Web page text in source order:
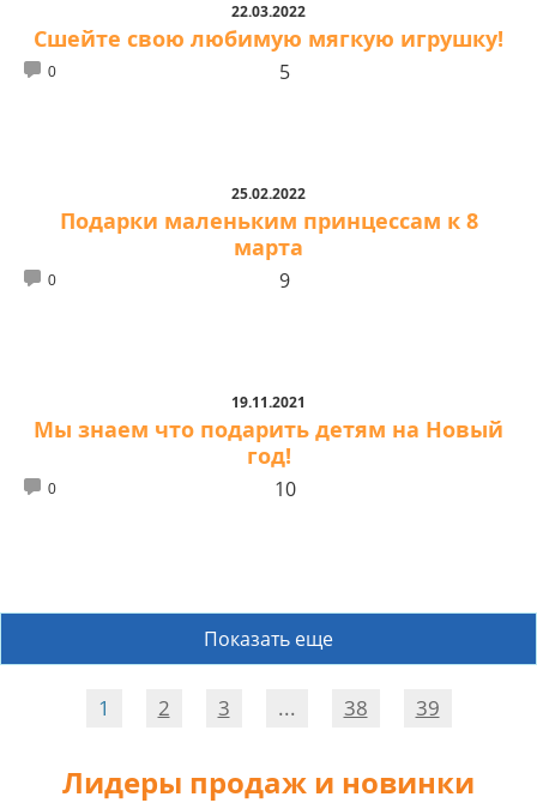
22.03.2022
Сшейте свою любимую мягкую игрушку!
0 5
25.02.2022
Подарки маленьким принцессам к 8
марта
0 9
19.11.2021
Мы знаем что подарить детям на Новый
год!
0 10
Показать еще
1 2 3 ... 38 39
Лидеры продаж и новинки